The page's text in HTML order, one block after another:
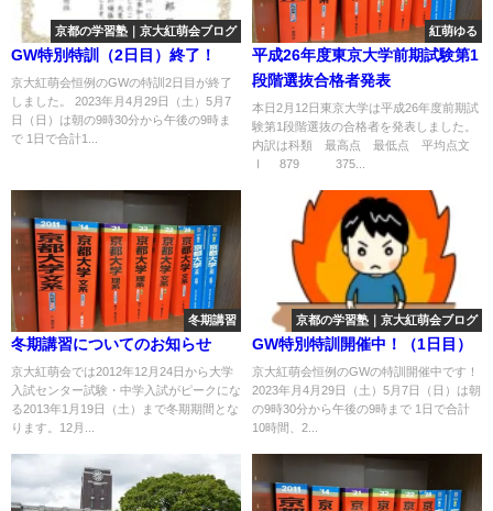
京都の学習塾｜京大紅萌会ブログ
GW特別特訓（2日目）終了！
京大紅萌会恒例のGWの特訓2日目が終了
しました。 2023年月4月29日（土）5月7
日（日）は朝の9時30分から午後の9時ま
で 1日で合計1...
紅萌ゆる
平成26年度東京大学前期試験第1
段階選抜合格者発表
本日2月12日東京大学は平成26年度前期試
験第1段階選抜の合格者を発表しました。
内訳は科類 最高点 最低点 平均点文
Ⅰ 879 375...
冬期講習
冬期講習についてのお知らせ
京大紅萌会では2012年12月24日から大学
入試センター試験・中学入試がピークにな
る2013年1月19日（土）まで冬期期間とな
ります。12月...
京都の学習塾｜京大紅萌会ブログ
GW特別特訓開催中！（1日目）
京大紅萌会恒例のGWの特訓開催中です！
2023年月4月29日（土）5月7日（日）は朝
の9時30分から午後の9時まで 1日で合計
10時間、2...